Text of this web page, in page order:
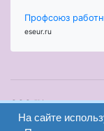
Профсоюз
eseur.ru
ООО "Центр
образования и
На сайте